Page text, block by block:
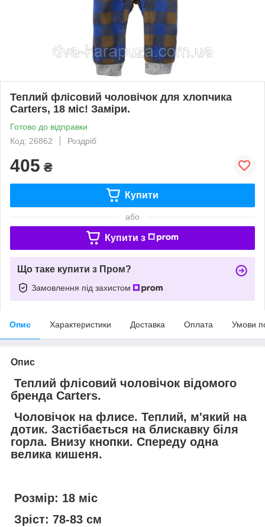
Теплий флісовий чоловічок для хлопчика
Carters, 18 міс! Заміри.
Готово до відправки
Код: 26862
Роздріб
405 ₴
Купити
або
Купити з
Що таке купити з Пром?
Замовлення під захистом
Опис Характеристики Доставка Оплата Умови
Опис
Теплий флісовий чоловічок відомого
бренда Carters.
Чоловічок на флисе. Теплий, м'який на
дотик. Застібається на блискавку біля
горла. Внизу кнопки. Спереду одна
велика кишеня.
Розмір: 18 міс
Зріст: 78-83 см